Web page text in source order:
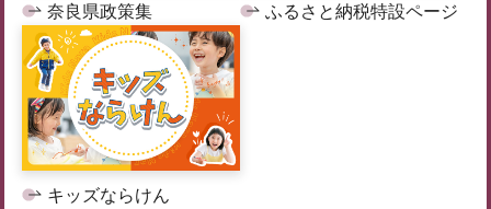
奈良県政策集 ふるさと納税特設ページ
キッズならけん